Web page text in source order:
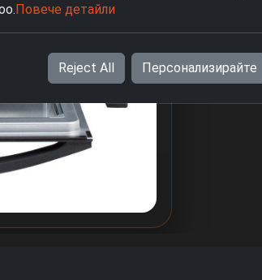
Повече детайли
Reject All Персонализирайте